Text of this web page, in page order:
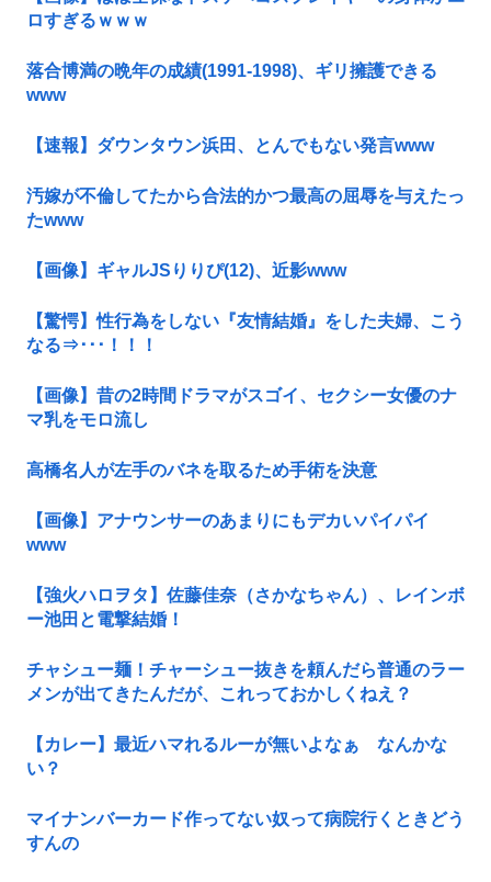
ロすぎるｗｗｗ
落合博満の晩年の成績(1991-1998)、ギリ擁護できる
www
【速報】ダウンタウン浜田、とんでもない発言www
汚嫁が不倫してたから合法的かつ最高の屈辱を与えたっ
たwww
【画像】ギャルJSりりぴ(12)、近影www
【驚愕】性行為をしない『友情結婚』をした夫婦、こう
なる⇒･･･！！！
【画像】昔の2時間ドラマがスゴイ、セクシー女優のナ
マ乳をモロ流し
高橋名人が左手のバネを取るため手術を決意
【画像】アナウンサーのあまりにもデカいパイパイ
www
【強火ハロヲタ】佐藤佳奈（さかなちゃん）、レインボ
ー池田と電撃結婚！
チャシュー麺！チャーシュー抜きを頼んだら普通のラー
メンが出てきたんだが、これっておかしくねえ？
【カレー】最近ハマれるルーが無いよなぁ なんかな
い？
マイナンバーカード作ってない奴って病院行くときどう
すんの